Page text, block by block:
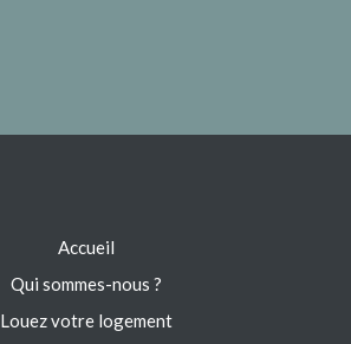
Accueil
Qui sommes-nous ?
Louez votre logement